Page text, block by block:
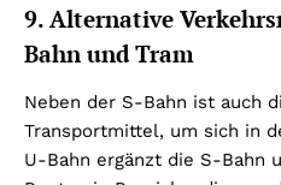
9. Alternative
Bahn und Tram
Neben der S-Bahn ist auch
Transportmittel, um sich in
U-Bahn ergänzt die S-Bahn